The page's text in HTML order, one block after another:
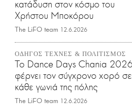
κατάδυση στον κόσμο του
Χρήστου Μποκόρου
The LiFO team 12.6.2026
ΟΔΗΓΟΣ ΤΕΧΝΕΣ & ΠΟΛΙΤΙΣΜΟΣ
Το Dance Days Chania
φέρνει τον σύγχρονο χορό σε
κάθε γωνιά της πόλης
The LiFO team 12.6.2026